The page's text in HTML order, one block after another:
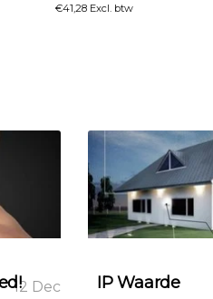
€41,28 Excl. btw
12 Dec
IP Waarde